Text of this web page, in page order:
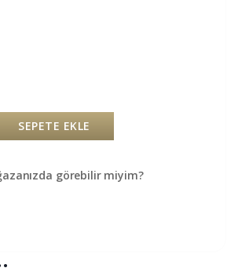
SEPETE EKLE
görebilir miyim?